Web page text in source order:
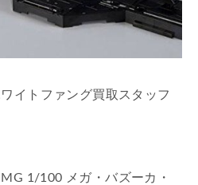
イトファング買取スタッフ
1/100 メガ・バズーカ・